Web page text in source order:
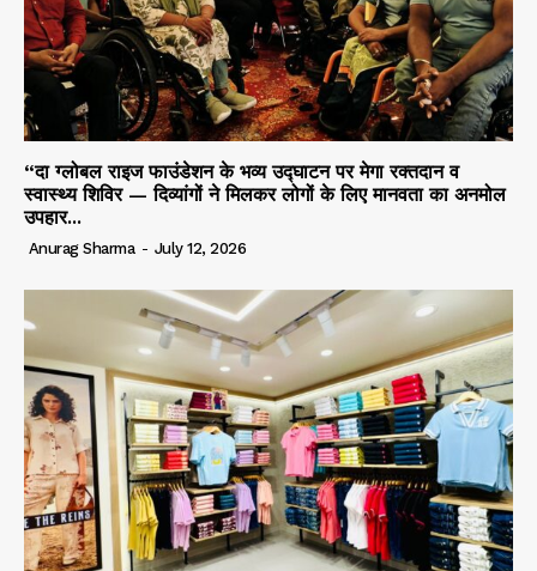
“दा ग्लोबल राइज फाउंडेशन के भव्य उद्घाटन पर मेगा रक्तदान व
स्वास्थ्य शिविर — दिव्यांगों ने मिलकर लोगों के लिए मानवता का अनमोल
उपहार...
Anurag Sharma - July 12, 2026